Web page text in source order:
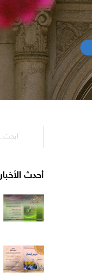
أحدث الأخبار